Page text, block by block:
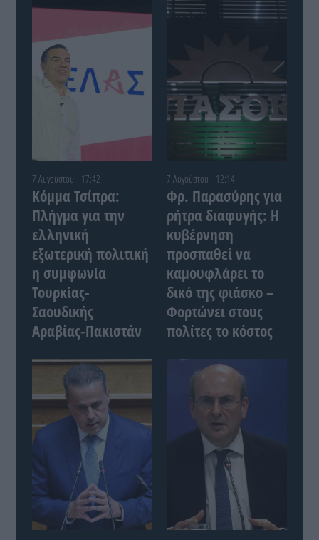
7 Αυγούστου - 17:42
Κόμμα Τσίπρα:
Πλήγμα για την
ελληνική
εξωτερική πολιτική
η συμφωνία
Τουρκίας-
Σαουδικής
Αραβίας-Πακιστάν
7 Αυγούστου - 12:14
Φρ. Παρασύρης για
ρήτρα διαφυγής: Η
κυβέρνηση
προσπαθεί να
καμουφλάρει το
δικό της φιάσκο –
Φορτώνει στους
πολίτες το κόστος